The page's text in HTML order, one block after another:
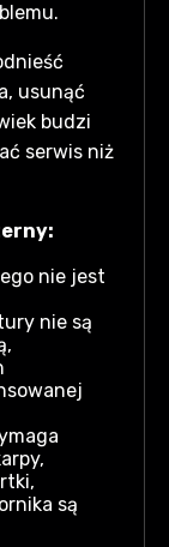
usunąć
budzi
serwis niż
nie jest
nie są
są